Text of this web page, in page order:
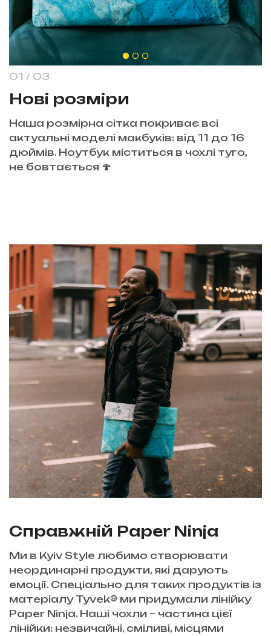
Нові розміри
Наша розмірна сітка покриває всі
актуальні моделі макбуків: від 11 до 16
дюймів. Ноутбук міститься в чохлі туго,
не бовтається 🍄
1 / 3
Справжній Paper Ninja
Ми в Kyiv Style любимо створювати
неординарні продукти, які дарують
емоції. Спеціально для таких продуктів із
матеріалу Tyvek® ми придумали лінійку
Paper Ninja. Наші чохли – частина цієї
лінійки: незвичайні, сміливі, місцями